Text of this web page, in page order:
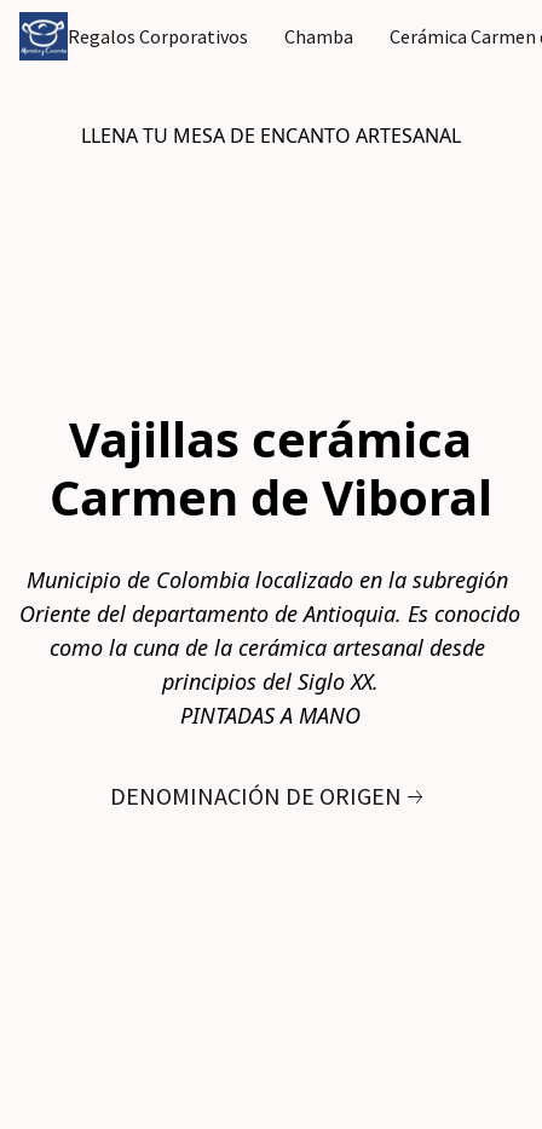
Regalos Corporativos Chamba Cerámica Carmen
LLENA TU MESA DE ENCANTO ARTESANAL
Vajillas cerámica
Carmen de Viboral
Municipio de Colombia localizado en la subregión
Oriente del departamento de Antioquia. Es conocido
como la cuna de la cerámica artesanal desde
principios del Siglo XX.
PINTADAS A MANO
DENOMINACIÓN DE ORIGEN